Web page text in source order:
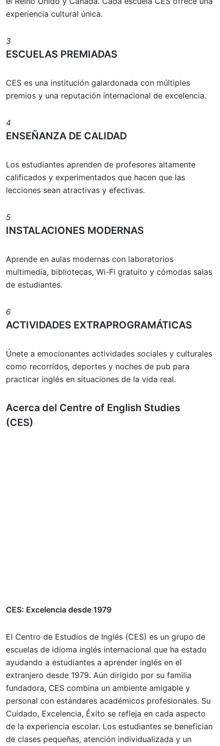
experiencia cultural única.
3
ESCUELAS PREMIADAS
CES es una institución galardonada con múltiples
premios y una reputación internacional de excelencia.
4
ENSEÑANZA DE CALIDAD
Los estudiantes aprenden de profesores altamente
calificados y experimentados que hacen que las
lecciones sean atractivas y efectivas.
5
INSTALACIONES MODERNAS
Aprende en aulas modernas con laboratorios
multimedia, bibliotecas, Wi-Fi gratuito y cómodas salas
de estudiantes.
6
ACTIVIDADES EXTRAPROGRAMÁTICAS
Únete a emocionantes actividades sociales y culturales
como recorridos, deportes y noches de pub para
practicar inglés en situaciones de la vida real.
Acerca del Centre of English Studies
(CES)
CES: Excelencia desde 1979
El Centro de Estudios de Inglés (CES) es un grupo de
escuelas de idioma inglés internacional que ha estado
ayudando a estudiantes a aprender inglés en el
extranjero desde 1979. Aún dirigido por su familia
fundadora, CES combina un ambiente amigable y
personal con estándares académicos profesionales. Su
Cuidado, Excelencia, Éxito se refleja en cada aspecto
de la experiencia escolar. Los estudiantes se benefician
de clases pequeñas, atención individualizada y un